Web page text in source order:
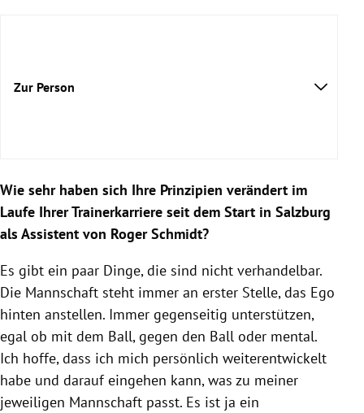
Zur Person
Wie sehr haben sich Ihre Prinzipien verändert im
Laufe Ihrer Trainerkarriere seit dem Start in Salzburg
als Assistent von Roger Schmidt?
Es gibt ein paar Dinge, die sind nicht verhandelbar.
Die Mannschaft steht immer an erster Stelle, das Ego
hinten anstellen. Immer gegenseitig unterstützen,
egal ob mit dem Ball, gegen den Ball oder mental.
Ich hoffe, dass ich mich persönlich weiterentwickelt
habe und darauf eingehen kann, was zu meiner
jeweiligen Mannschaft passt. Es ist ja ein